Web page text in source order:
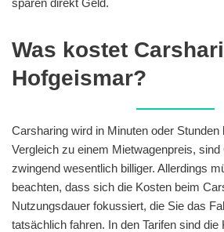
Was kostet
Hofgeismar?
Carsharing wird in Minuten oder Stunden
Vergleich zu einem Mietwagenpreis, sind
zwingend wesentlich billiger. Allerdings
beachten, dass sich die Kosten beim
Nutzungsdauer fokussiert, die Sie das
tatsächlich fahren. In den Tarifen sind die